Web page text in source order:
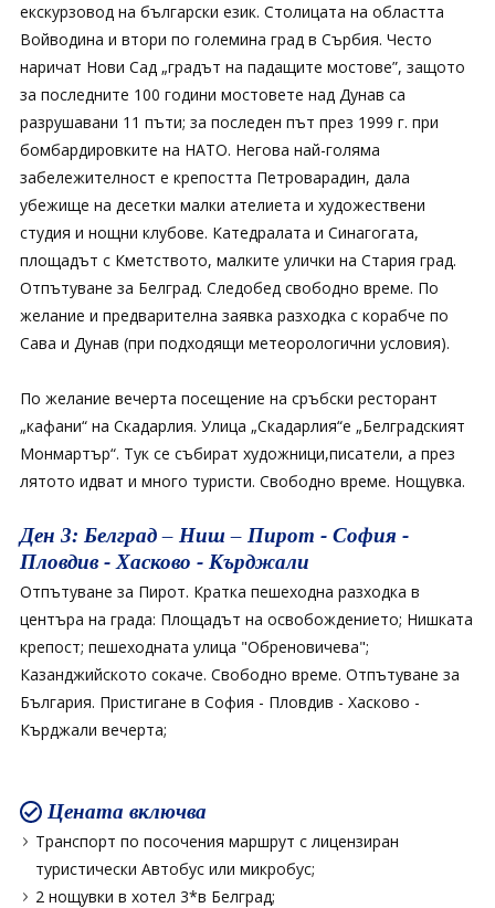
екскурзовод на български език. Столицата на областта
Войводина и втори по големина град в Сърбия. Често
наричат Нови Сад „градът на падащите мостове”, защото
за последните 100 години мостовете над Дунав са
разрушавани 11 пъти; за последен път през 1999 г. при
бомбардировките на НАТО. Негова най-голяма
забележителност е крепостта Петроварадин, дала
убежище на десетки малки ателиета и художествени
студия и нощни клубове. Катедралата и Синагогата,
площадът с Кметството, малките улички на Стария град.
Отпътуване за Белград. Следобед свободно време. По
желание и предварителна заявка разходка с корабче по
Сава и Дунав (при подходящи метеорологични условия).
По желание вечерта посещение на сръбски ресторант
„кафани“ на Скадарлия. Улица „Скадарлия“е „Белградският
Монмартър“. Тук се събират художници,писатели, а през
лятото идват и много туристи. Свободно време. Нощувка.
Ден 3: Белград – Ниш – Пирот - София -
Пловдив - Хасково - Кърджали
Отпътуване за Пирот. Кратка пешеходна разходка в
центъра на града: Площадът на освобождението; Нишката
крепост; пешеходната улица "Обреновичева";
Казанджийското сокаче. Свободно време. Отпътуване за
България. Пристигане в София - Пловдив - Хасково -
Кърджали вечерта;
Цената включва
Транспорт по посочения маршрут с лицензиран
туристически Aвтобус или микробус;
2 нощувки в хотел 3*в Белград;